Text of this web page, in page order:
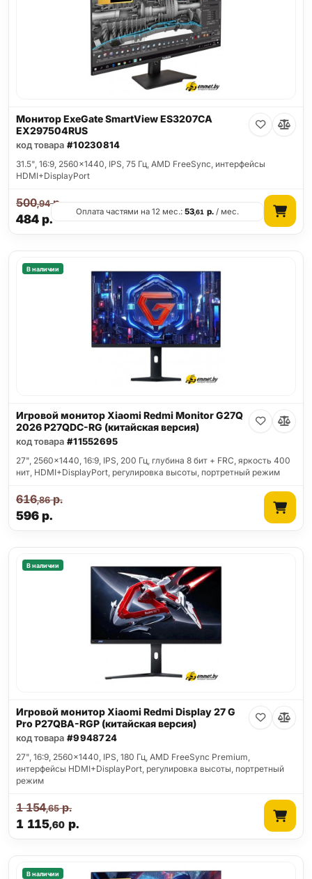
Монитор ExeGate SmartView ES3207CA
EX297504RUS
код товара #10230814
31.5", 16:9, 2560x1440, IPS, 75 Гц, AMD FreeSync, интерфейсы
HDMI+DisplayPort
484р.
500,94р.
Оплата частями на 12 мес.:53,61 р./ мес.
В наличии
Игровой монитор Xiaomi Redmi Monitor G27Q
2026 P27QDC-RG (китайская версия)
код товара #11552695
27", 2560x1440, 16:9, IPS, 200 Гц, глубина 8 бит + FRC, яркость 400
нит, HDMI+DisplayPort, регулировка высоты, портретный режим
596р.
616,86р.
В наличии
Игровой монитор Xiaomi Redmi Display 27 G
Pro P27QBA-RGP (китайская версия)
код товара #9948724
27", 16:9, 2560x1440, IPS, 180 Гц, AMD FreeSync Premium,
интерфейсы HDMI+DisplayPort, регулировка высоты, портретный
режим
1 115,60 р.
1 154,65р.
В наличии